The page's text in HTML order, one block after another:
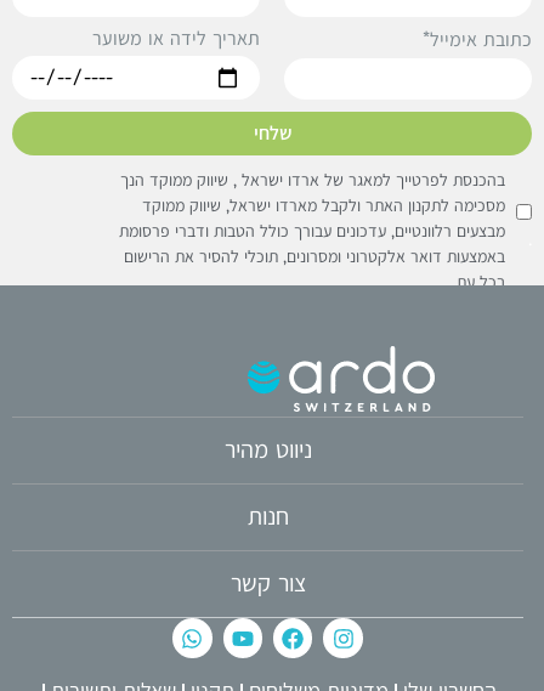
בהכנסת לפרטייך למאגר של ארדו ישראל , שיווק ממוקד הנך
מסכימה לתקנון האתר ולקבל מארדו ישראל, שיווק ממוקד
מבצעים רלוונטיים, עדכונים עבורך כולל הטבות ודברי פרסומת
באמצעות דואר אלקטרוני ומסרונים, תוכלי להסיר את הרישום
בכל עת
כתובת אימייל* תאריך לידה או משוער
שלחי
ניווט מהיר
חנות
צור קשר